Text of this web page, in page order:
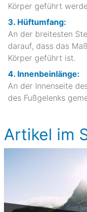
Körper geführt
3. Hüftumfang:
An der breitesten
darauf, dass das
Körper geführt ist.
4. Innenbeinlänge:
An der Innenseite
des Fußgelenks
Artikel im